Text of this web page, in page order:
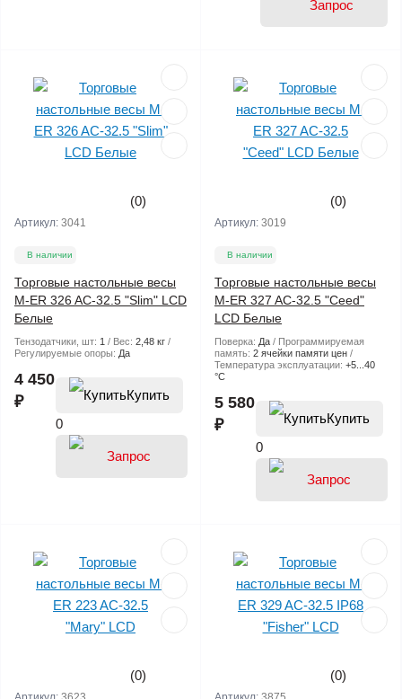
(0)
Артикул: 3041
В наличии
Торговые настольные весы
M-ER 326 AC-32.5 "Slim" LCD
Белые
Тензодатчики, шт: 1 Вес: 2,48 кг
Регулируемые опоры: Да
4 450
₽
Купить
0
(0)
Артикул: 3019
В наличии
Торговые настольные весы
M-ER 327 AC-32.5 "Ceed"
LCD Белые
Поверка: Да
Программируемая
память: 2 ячейки памяти цен
Температура эксплуатации: +5...40
°С
5 580
₽
Купить
0
(0) (0)